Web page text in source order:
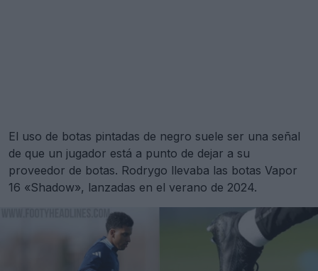
El uso de botas pintadas de negro suele ser una señal
de que un jugador está a punto de dejar a su
proveedor de botas. Rodrygo llevaba las botas Vapor
16 «Shadow», lanzadas en el verano de 2024.